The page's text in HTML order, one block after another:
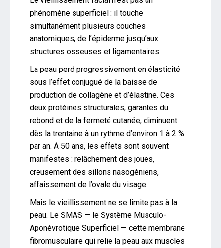
phénomène superficiel : il touche
simultanément plusieurs couches
anatomiques, de l’épiderme jusqu’aux
structures osseuses et ligamentaires.
La peau perd progressivement en élasticité
sous l’effet conjugué de la baisse de
production de collagène et d’élastine. Ces
deux protéines structurales, garantes du
rebond et de la fermeté cutanée, diminuent
dès la trentaine à un rythme d’environ 1 à 2 %
par an. À 50 ans, les effets sont souvent
manifestes : relâchement des joues,
creusement des sillons nasogéniens,
affaissement de l’ovale du visage.
Mais le vieillissement ne se limite pas à la
peau. Le SMAS — le Système Musculo-
Aponévrotique Superficiel — cette membrane
fibromusculaire qui relie la peau aux muscles